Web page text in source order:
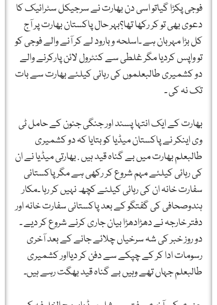
فوجی پکڑا گیاتو اسی دن بھارت نے سرجیکل سٹرائیک کا
دعوی بھی تو کر رکھا تھا؟بہر حال پاکستان بھارت پر آج
کل بڑا مہربان ہے ۔اسلحہ و بارود لے کر آنے والے فوجی کو
تو واپس کردیا مگر غلطی سے کنٹرول لائن پارکرنے والے
دو کشمیری طالبعلموں کی رہائی کیلئے بھارت سے بات
تک نہ کی ۔
بھارت کے ایک انتہا پسند اور جنگی جنون کے حامل ٹی
وی اینکر نے پاکستان میڈیا کو بتایا کہ دو کشمیری
طالبعلم بھارت میں بے گناہ قید ہیں . بھارتی میڈیا نے ان
کی رہائی کیلئے مہم شروع کر رکھی ہے مگر پاکستانی
سفارت خانہ ان کی رہائی کیلئے کچھ نہیں کر رہا ۔مکار
ہندوصحافی کی گفتگو کے بعد پاکستانی سفارت خانہ اور
دفتر خارجہ نے دھڑادھڑا بیان جاری کرنے شروع کر دیے ۔
دو روز خبر کی شہ سرخیاں چلائے جانے کے بعد آخری
رسومات ادا کر کے چپکے سے دفن کر دیااور کشمیری
طالبعلم جہاں تھے وہیں بے گناہ قید بھگت رہے ہیں۔